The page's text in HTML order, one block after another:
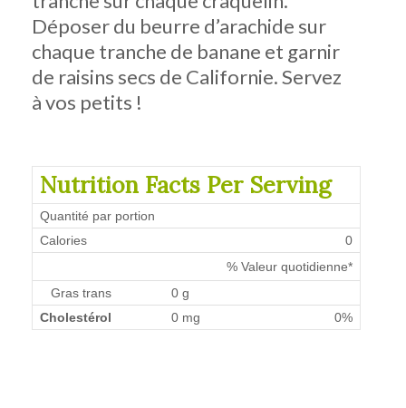
Déposer du beurre d’arachide sur
chaque tranche de banane et garnir
de raisins secs de Californie. Servez
à vos petits !
Nutrition Facts Per Serving
Quantité par portion
Calories
0
% Valeur quotidienne*
Gras trans
0 g
Cholestérol
0 mg 0%